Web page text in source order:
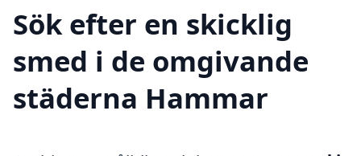
Sök efter en skicklig
smed i de omgivande
städerna Hammar